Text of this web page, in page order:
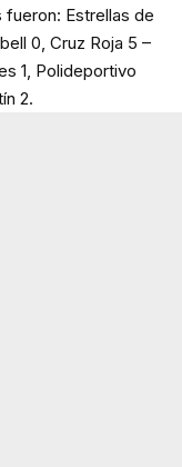
Estrellas de
0, Cruz Roja 5 –
1, Polideportivo
2.